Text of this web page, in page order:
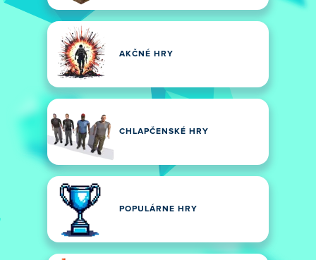
AKČNÉ HRY
CHLAPČENSKÉ HRY
POPULÁRNE HRY